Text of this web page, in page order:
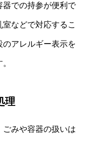
器での持参が便利で
などで対応するこ
のアレルギー表示を
理
ごみや容器の扱いは